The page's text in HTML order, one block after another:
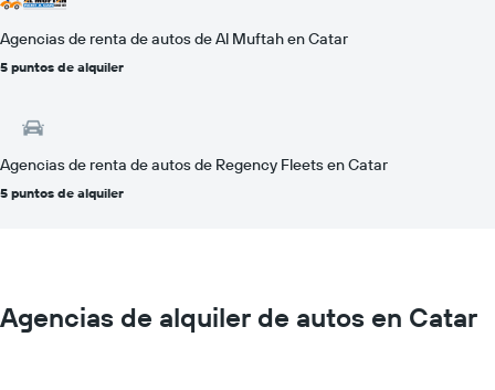
Agencias de renta de autos de Al Muftah en Catar
5 puntos de alquiler
Agencias de renta de autos de Regency Fleets en Catar
5 puntos de alquiler
Agencias de alquiler de autos en Catar